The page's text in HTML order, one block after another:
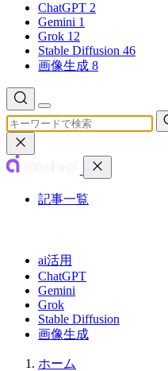
ChatGPT 2
Gemini 1
Grok 12
Stable Diffusion 46
画像生成 8
記事一覧
ai活用
ChatGPT
Gemini
Grok
Stable Diffusion
画像生成
ホーム